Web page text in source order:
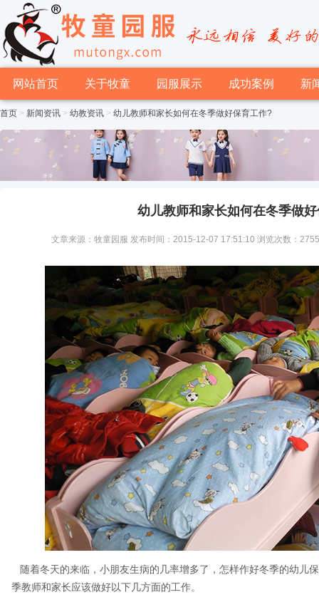
网站首页 关于牧童 园服展示 成功案例 新
首页 > 新闻资讯 > 幼教资讯 > 幼儿教师和家长如何在冬季做好保育工作?
幼儿教师和家长如何在冬季做
文章来源：牧童园服 发布时间：2015-12-07 17:51:10 浏览次数：2755
随着冬天的来临，小朋友生病的几率增多了，怎样作好冬季的幼儿
季教师和家长应该做好以下几方面的工作。